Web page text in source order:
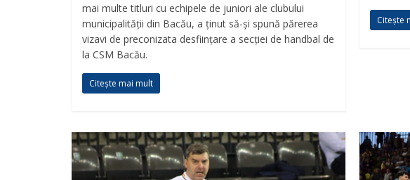
mai multe titluri cu echipele de juniori ale clubului
municipalității din Bacău, a ținut să-și spună părerea
vizavi de preconizata desființare a secției de handbal de
la CSM Bacău.
Citește mai mult
Citește